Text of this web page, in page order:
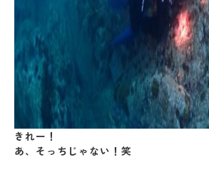
きれー！
あ、そっちじゃない！笑